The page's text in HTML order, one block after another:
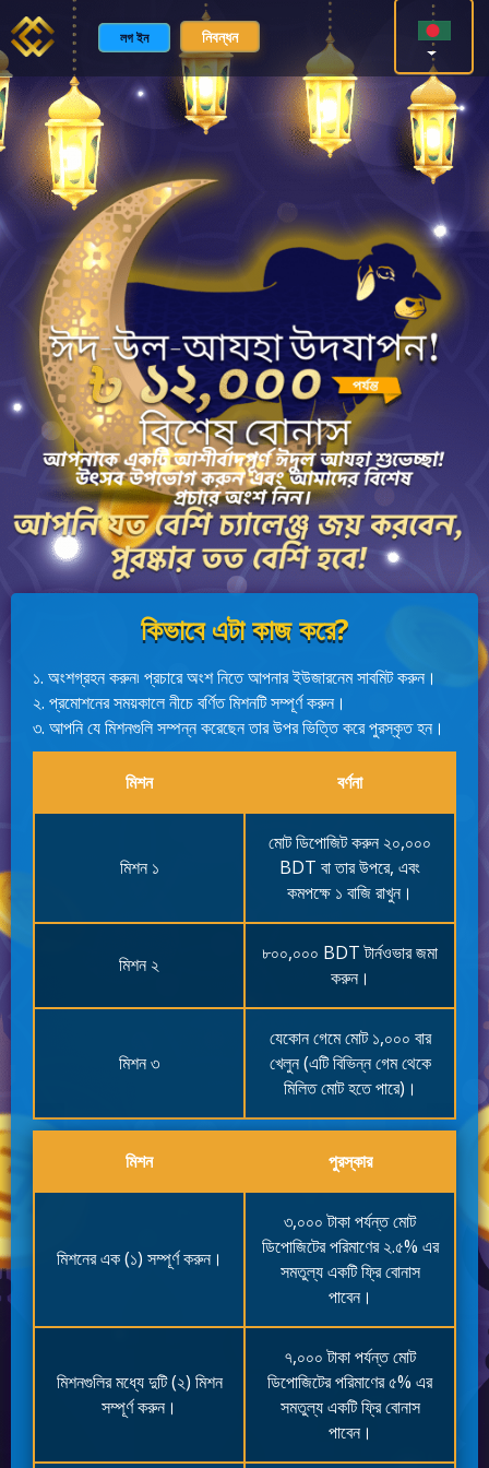
লগ ইন নিবন্ধন
কিভাবে এটা কাজ করে?
১. অংশগ্রহন করুন৷ প্রচারে অংশ নিতে আপনার ইউজারনেম সাবমিট করুন।
২. প্রমোশনের সময়কালে নীচে বর্ণিত মিশনটি সম্পূর্ণ করুন।
৩. আপনি যে মিশনগুলি সম্পন্ন করেছেন তার উপর ভিত্তি করে পুরস্কৃত হন।
মিশন বর্ণনা
মিশন ১
মোট ডিপোজিট করুন ২০,০০০
BDT বা তার উপরে, এবং
কমপক্ষে ১ বাজি রাখুন।
মিশন ২
৮০০,০০০ BDT টার্নওভার জমা
করুন।
মিশন ৩
যেকোন গেমে মোট ১,০০০ বার
খেলুন (এটি বিভিন্ন গেম থেকে
মিলিত মোট হতে পারে)।
মিশন পুরস্কার
মিশনের এক (১) সম্পূর্ণ করুন।
৩,০০০ টাকা পর্যন্ত মোট
ডিপোজিটের পরিমাণের ২.৫% এর
সমতুল্য একটি ফ্রি বোনাস
পাবেন।
মিশনগুলির মধ্যে দুটি (২) মিশন
সম্পূর্ণ করুন।
৭,০০০ টাকা পর্যন্ত মোট
ডিপোজিটের পরিমাণের ৫% এর
সমতুল্য একটি ফ্রি বোনাস
পাবেন।